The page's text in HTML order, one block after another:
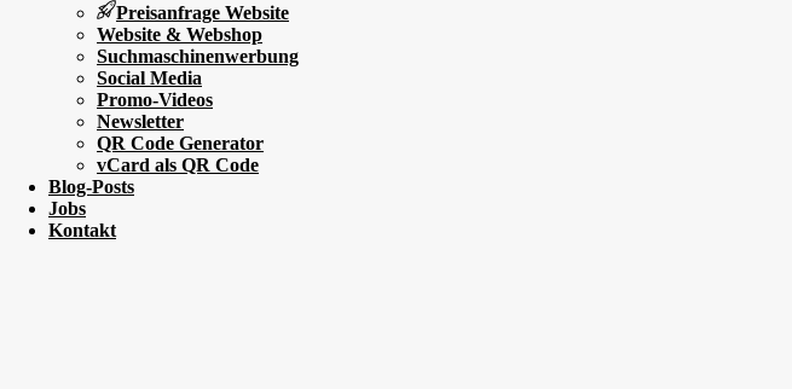
Preisanfrage Website
Website & Webshop
Suchmaschinenwerbung
Social Media
Promo-Videos
Newsletter
QR Code Generator
vCard als QR Code
Blog-Posts
Jobs
Kontakt